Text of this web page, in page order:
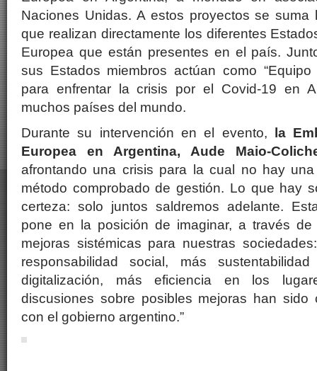
Naciones Unidas. A estos proyectos se suma
que realizan directamente los diferentes
Europea que están presentes en el país.
sus Estados miembros actúan como “Equipo
para enfrentar la crisis por el Covid-19 en
muchos países del mundo.
Durante su intervención en el evento,
la
Europea en Argentina, Aude Maio-
afrontando una crisis para la cual no hay
método comprobado de gestión. Lo que hay
certeza: solo juntos saldremos adelante.
pone en la posición de imaginar, a través
mejoras sistémicas para nuestras
responsabilidad social, más
digitalización, más eficiencia en los
discusiones sobre posibles mejoras han sido
con el gobierno argentino.”